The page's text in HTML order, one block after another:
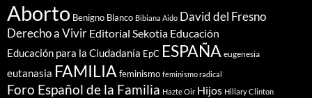
Aborto Benigno Blanco Bibiana Aido David del Fresno
Derecho a Vivir Editorial Sekotia Educación
Educación para la Ciudadanía EpC ESPAÑA eugenesia
eutanasia FAMILIA feminismo feminismo radical
Foro Español de la Familia Hazte Oir Hijos Hillary Clinton